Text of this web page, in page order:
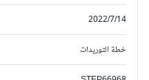
2022/7/14
خطة التوريدات